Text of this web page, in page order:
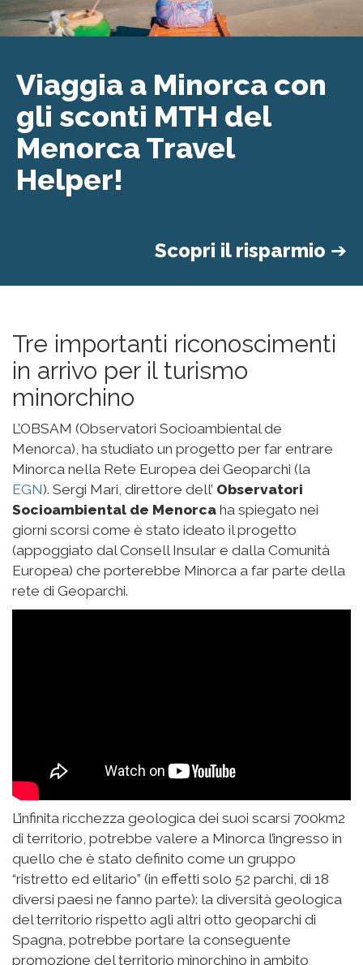
Viaggia a Minorca con
gli sconti MTH del
Menorca Travel
Helper!
Scopri il risparmio ➔
Tre importanti riconoscimenti
in arrivo per il turismo
minorchino
L’OBSAM (Observatori Socioambiental de
Menorca), ha studiato un progetto per far entrare
Minorca nella Rete Europea dei Geoparchi (la
EGN). Sergi Mari, direttore dell’ Observatori
Socioambiental de Menorca ha spiegato nei
giorni scorsi come è stato ideato il progetto
(appoggiato dal Consell Insular e dalla Comunità
Europea) che porterebbe Minorca a far parte della
rete di Geoparchi.
L’infinita ricchezza geologica dei suoi scarsi 700km2
di territorio, potrebbe valere a Minorca l’ingresso in
quello che è stato definito come un gruppo
“ristretto ed elitario” (in effetti solo 52 parchi, di 18
diversi paesi ne fanno parte): la diversità geologica
del territorio rispetto agli altri otto geoparchi di
Spagna, potrebbe portare la conseguente
promozione del territorio minorchino in ambito